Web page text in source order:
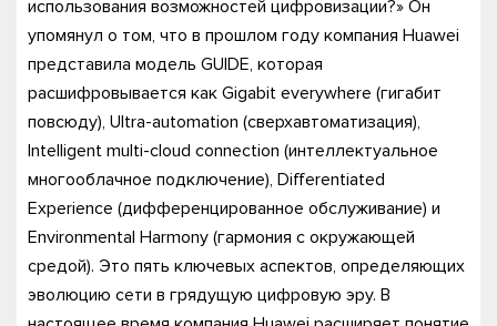
использования возможностей цифровизации?» Он
упомянул о том, что в прошлом году компания Huawei
представила модель GUIDE, которая
расшифровывается как Gigabit everywhere (гигабит
повсюду), Ultra-automation (сверхавтоматизация),
Intelligent multi-cloud connection (интеллектуальное
многооблачное подключение), Differentiated
Experience (дифференцированное обслуживание) и
Environmental Harmony (гармония с окружающей
средой). Это пять ключевых аспектов, определяющих
эволюцию сети в грядущую цифровую эру. В